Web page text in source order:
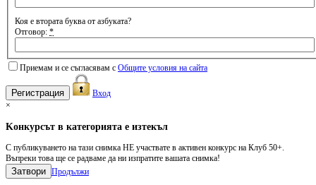
Коя е втората буква от азбуката?
Отговор: *
Приемам и се съгласявам с Общите условия на сайта
Вход
×
Kонкурсът в категорията е изтекъл
С публикуването на тази снимка НЕ участвате в активен конкурс на Клуб 50+.
Въпреки това ще се радваме да ни изпратите вашата снимка!
Затвори Продължи